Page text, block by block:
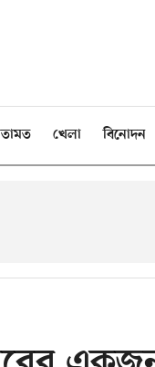
খেলা বিনোদন